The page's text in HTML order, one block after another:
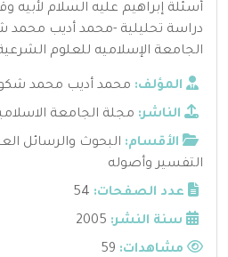
أسئلة إبراهيم عليه السلام لأبيه
دراسة تحليلية -محمد أديب محمد
الجامعة الإسلاميه للعلوم
المؤلف: محمد أديب محمد
الناشر: مجلة الجامعة
الأقسام: البحوث والرسائل
التفسير وأصوله
عدد الصفحات: 54
سنة النشر: 2005
مشاهدات: